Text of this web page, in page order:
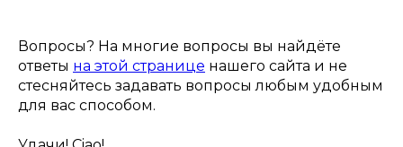
Вопросы? На многие вопросы вы найдёте
ответы на этой странице нашего сайта и не
стесняйтесь задавать вопросы любым удобным
для вас способом.